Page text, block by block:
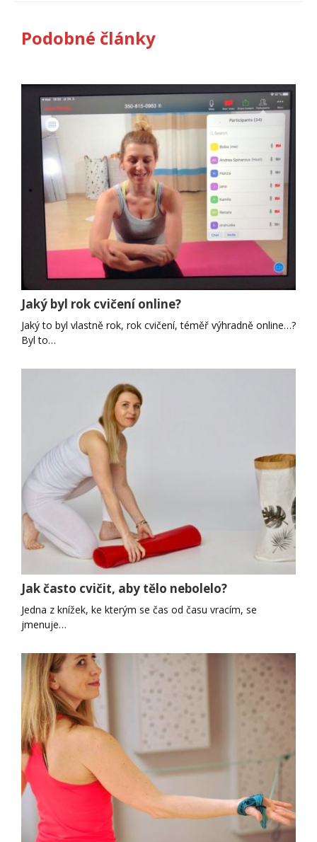
Podobné články
Jaký byl rok cvičení online?
Jaký to byl vlastně rok, rok cvičení, téměř výhradně online…?
Byl to…
Jak často cvičit, aby tělo nebolelo?
Jedna z knížek, ke kterým se čas od času vracím, se
jmenuje…